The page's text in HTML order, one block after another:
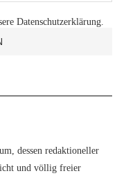
Datenschutzerklärung.
dessen redaktioneller
und völlig freier